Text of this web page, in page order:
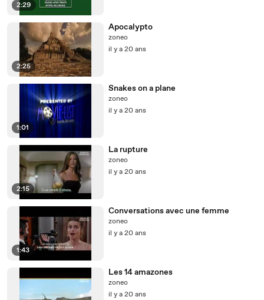
2:29
2:25
Apocalypto
zoneo
il y a 20 ans
1:01
Snakes on a plane
zoneo
il y a 20 ans
2:15
La rupture
zoneo
il y a 20 ans
1:43
Conversations avec une femme
zoneo
il y a 20 ans
Les 14 amazones
zoneo
il y a 20 ans